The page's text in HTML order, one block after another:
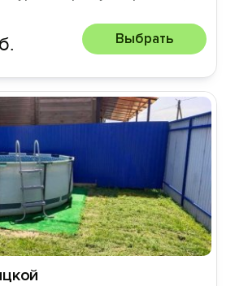
Выбрать